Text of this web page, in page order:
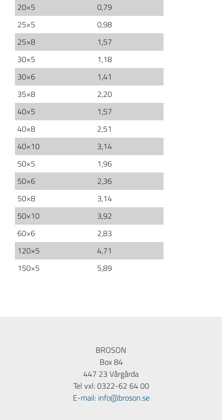
20×5
0,79
25×5
0,98
25×8
1,57
30×5
1,18
30×6
1,41
35×8
2,20
40×5
1,57
40×8
2,51
40×10
3,14
50×5
1,96
50×6
2,36
50×8
3,14
50×10
3,92
60×6
2,83
120×5
4,71
150×5
5,89
BROSON
Box 84
447 23 Vårgårda
Tel vxl: 0322-62 64 00
E-mail: info@broson.se